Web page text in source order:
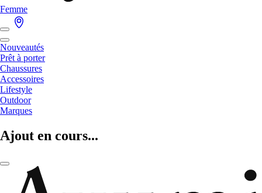
Femme
Nouveautés
Prêt à porter
Chaussures
Accessoires
Lifestyle
Outdoor
Marques
Ajout en cours...